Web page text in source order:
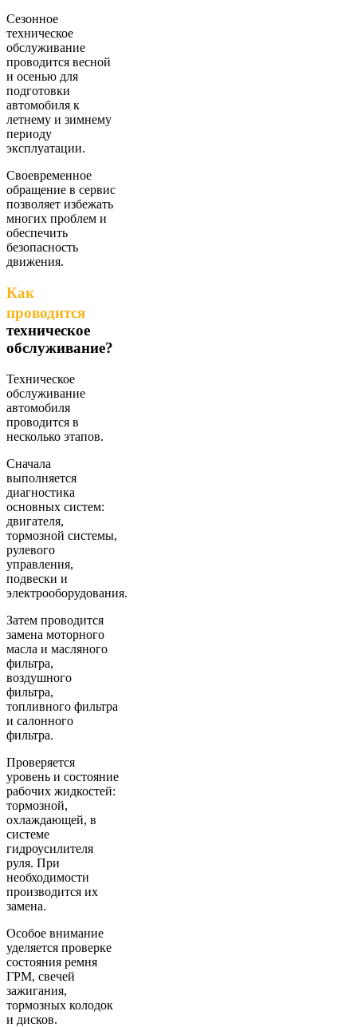
Сезонное
техническое
обслуживание
проводится весной
и осенью для
подготовки
автомобиля к
летнему и зимнему
периоду
эксплуатации.
Своевременное
обращение в сервис
позволяет избежать
многих проблем и
обеспечить
безопасность
движения.
Как
проводится
техническое
обслуживание?
Техническое
обслуживание
автомобиля
проводится в
несколько этапов.
Сначала
выполняется
диагностика
основных систем:
двигателя,
тормозной системы,
рулевого
управления,
подвески и
электрооборудования.
Затем проводится
замена моторного
масла и масляного
фильтра,
воздушного
фильтра,
топливного фильтра
и салонного
фильтра.
Проверяется
уровень и состояние
рабочих жидкостей:
тормозной,
охлаждающей, в
системе
гидроусилителя
руля. При
необходимости
производится их
замена.
Особое внимание
уделяется проверке
состояния ремня
ГРМ, свечей
зажигания,
тормозных колодок
и дисков.